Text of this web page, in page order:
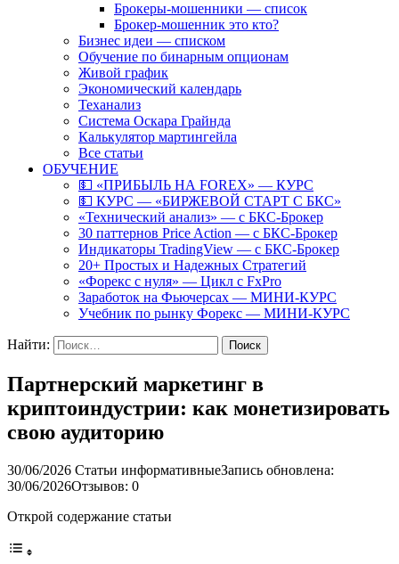
Брокеры-мошенники — список
Брокер-мошенник это кто?
Бизнес идеи — списком
Обучение по бинарным опционам
Живой график
Экономический календарь
Теханализ
Система Оскара Грайнда
Калькулятор мартингейла
Все статьи
ОБУЧЕНИЕ
💵 «ПРИБЫЛЬ НА FOREX» — КУРС
💵 КУРС — «БИРЖЕВОЙ СТАРТ С БКС»
«Технический анализ» — с БКС-Брокер
30 паттернов Price Action — с БКС-Брокер
Индикаторы TradingView — с БКС-Брокер
20+ Простых и Надежных Стратегий
«Форекс с нуля» — Цикл с FxPro
Заработок на Фьючерсах — МИНИ-КУРС
Учебник по рынку Форекс — МИНИ-КУРС
Найти:
Партнерский маркетинг в
криптоиндустрии: как монетизировать
свою аудиторию
30/06/2026 Статьи информативныеЗапись обновлена:
30/06/2026Отзывов: 0
Открой содержание статьи